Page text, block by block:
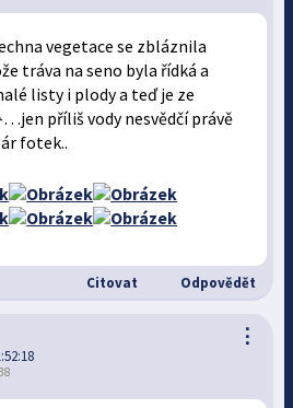
vegetace se zbláznila
tráva na seno byla řídká a
listy i plody a teď je ze
příliš vody nesvědčí právě
fotek..
Citovat Odpovědět
⋮